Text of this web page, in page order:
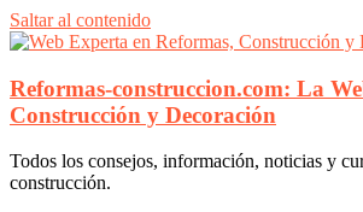
Saltar al contenido
Reformas-construccion.com: La
Construcción y Decoración
Todos los consejos, información, noticias y
construcción.